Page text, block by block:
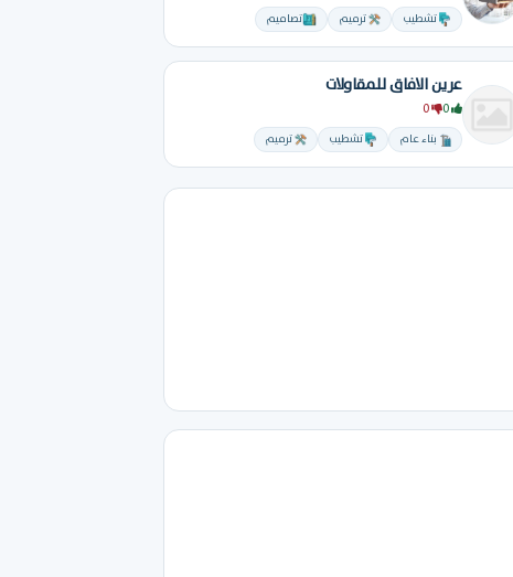
تشطيب ترميم تصاميم
عرين الافاق للمقاولات
0
0
بناء عام تشطيب ترميم